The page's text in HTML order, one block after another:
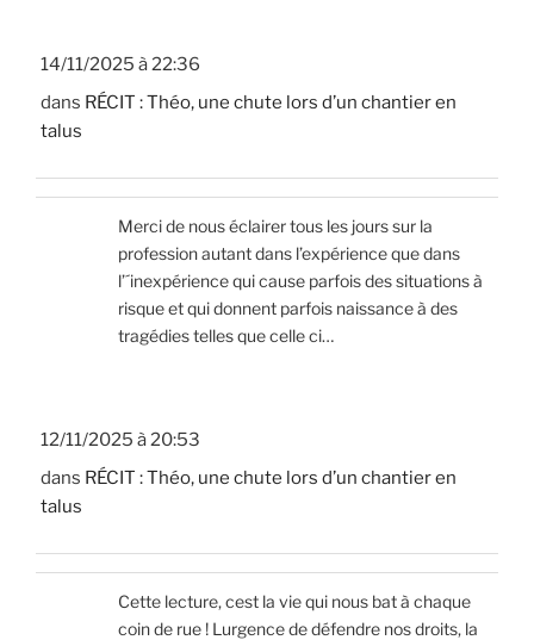
14/11/2025 à 22:36
dans RÉCIT : Théo, une chute lors d’un chantier en
talus
12/11/2025 à 20:53
dans RÉCIT : Théo, une chute lors d’un chantier en
talus
Merci de nous éclairer tous les jours sur la
profession autant dans l’expérience que dans
l’´inexpérience qui cause parfois des situations à
risque et qui donnent parfois naissance à des
tragédies telles que celle ci…
Cette lecture, cest la vie qui nous bat à chaque
coin de rue ! Lurgence de défendre nos droits, la